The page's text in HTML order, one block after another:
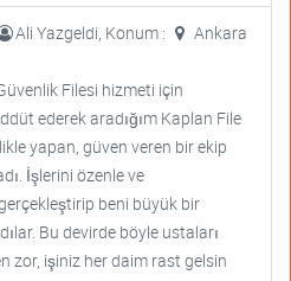
Ali Yazgeldi, Konum :
Ankara
Filesi hizmeti için
ederek aradığım Kaplan File
yapan, güven veren bir ekip
İşlerini özenle ve
beni büyük bir
Bu devirde böyle ustaları
zor, işiniz her daim rast gelsin